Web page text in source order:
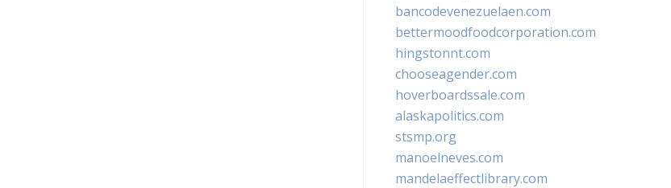
bancodevenezuelaen.com
bettermoodfoodcorporation.com
hingstonnt.com
chooseagender.com
hoverboardssale.com
alaskapolitics.com
stsmp.org
manoelneves.com
mandelaeffectlibrary.com